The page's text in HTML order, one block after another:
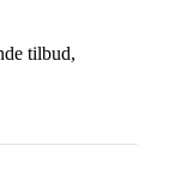
tilbud,